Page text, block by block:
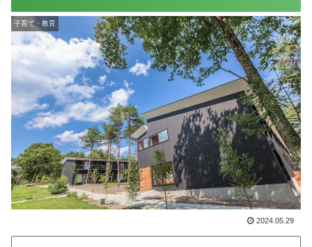
子育て・教育
2024.05.29